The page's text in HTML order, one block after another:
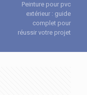
Peinture pour pvc
extérieur : guide
complet pour
réussir votre projet